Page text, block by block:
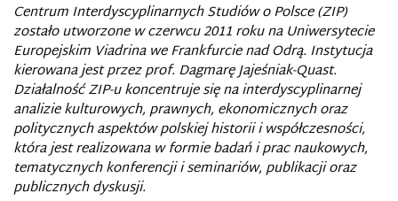
Centrum Interdyscyplinarnych Studiów o Polsce (ZIP)
zostało utworzone w czerwcu 2011 roku na Uniwersytecie
Europejskim Viadrina we Frankfurcie nad Odrą. Instytucja
kierowana jest przez prof. Dagmarę Jajeśniak-Quast.
Działalność ZIP-u koncentruje się na interdyscyplinarnej
analizie kulturowych, prawnych, ekonomicznych oraz
politycznych aspektów polskiej historii i współczesności,
która jest realizowana w formie badań i prac naukowych,
tematycznych konferencji i seminariów, publikacji oraz
publicznych dyskusji.